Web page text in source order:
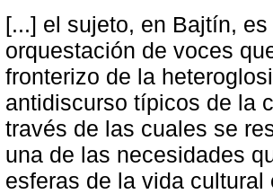
[...] el sujeto, en Bajtín,
orquestación de voces
fronterizo de la
antidiscurso típicos de la
través de las cuales se
una de las necesidades
esferas de la vida